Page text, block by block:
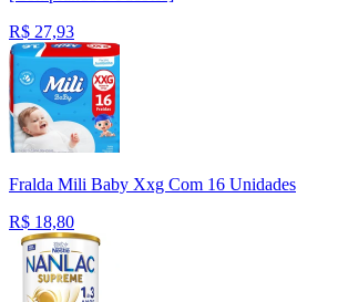
R$ 27,93
Fralda Mili Baby Xxg Com 16 Unidades
R$ 18,80